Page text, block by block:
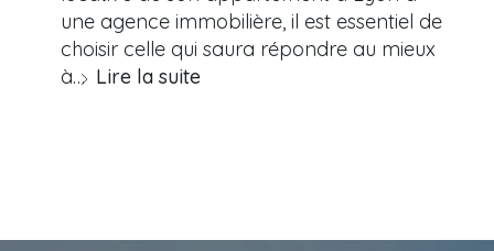
une agence immobilière, il est essentiel de
choisir celle qui saura répondre au mieux
à… Lire la suite